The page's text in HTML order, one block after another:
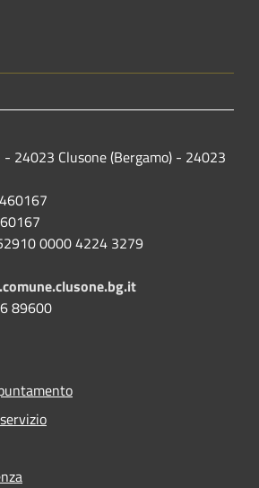
- 24023 Clusone (Bergamo) - 24023
0000 4224 3279
89600